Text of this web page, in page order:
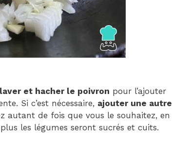
laver et hacher le poivron pour l’ajouter
Si c’est nécessaire, ajouter une autre
autant de fois que vous le souhaitez, en
les légumes seront sucrés et cuits.